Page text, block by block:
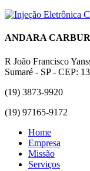
ANDARA
R João Francisco
Sumaré - SP - CEP:
(19) 3873-9920
(19) 97165-9172
Home
Empresa
Missão
Serviços